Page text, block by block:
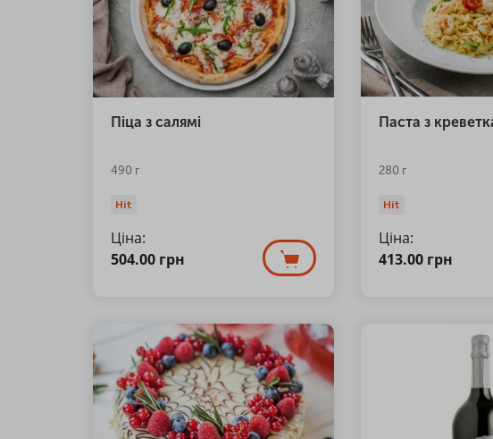
Піца з салямі
490 г
Hit
Ціна:
504.00 грн
Паста з
280 г
Hit
Ціна:
413.00 грн